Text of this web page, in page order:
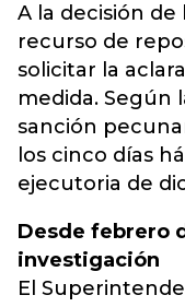
A la decisión de
recurso de
solicitar la
medida. Según
sanción
los cinco días
ejecutoria de
Desde febrero
investigación
El